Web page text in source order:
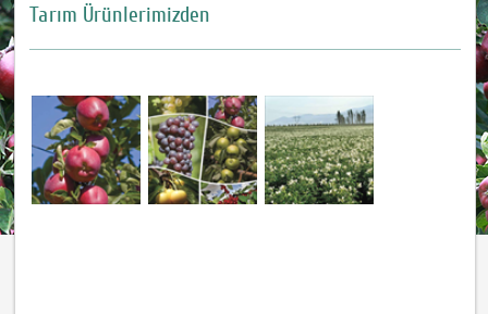
Tarım Ürünlerimizden